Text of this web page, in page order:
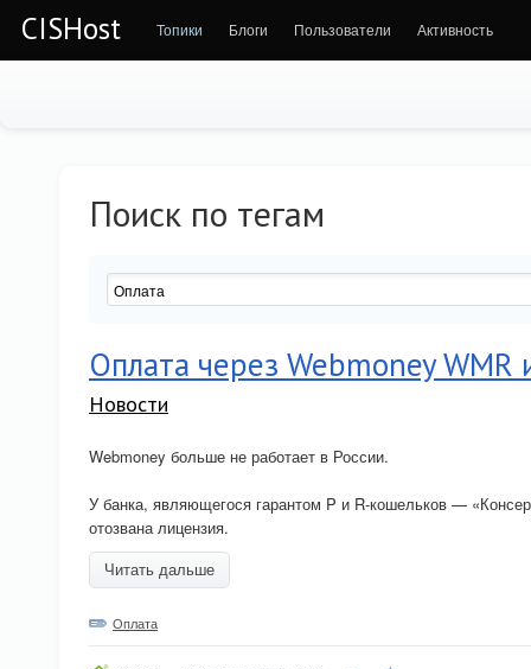
CISHost Топики Блоги Пользователи Активность
Поиск по тегам
Оплата через Webmoney WMR
Новости
Webmoney больше не работает в России.
У банка, являющегося гарантом P и R-кошельков —
отозвана лицензия.
Читать дальше
Оплата